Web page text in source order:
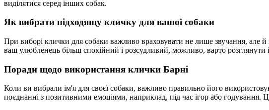
виділятися серед інших собак.
Як вибрати підходящу кличку для вашої собаки
При виборі клички для собаки важливо враховувати не лише звучання, але
ваш улюбленець більш спокійний і розсудливий, можливо, варто розглянути
Поради щодо використання клички Барні
Коли ви вибрали ім'я для своєї собаки, важливо правильно його
поєднанні з позитивними емоціями, наприклад, під час ігор або